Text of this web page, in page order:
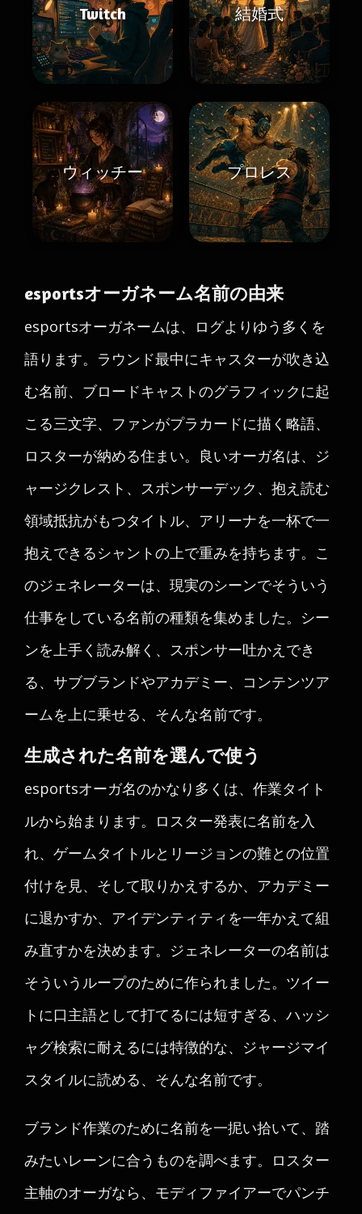
Twitch 結婚式
ウィッチー プロレス
esportsオーガネーム名前の由来
esportsオーガネームは、ログよりゆう多くを
語ります。ラウンド最中にキャスターが吹き込
む名前、ブロードキャストのグラフィックに起
こる三文字、ファンがプラカードに描く略語、
ロスターが納める住まい。良いオーガ名は、ジ
ャージクレスト、スポンサーデック、抱え読む
領域抵抗がもつタイトル、アリーナを一杯で一
抱えできるシャントの上で重みを持ちます。こ
のジェネレーターは、現実のシーンでそういう
仕事をしている名前の種類を集めました。シー
ンを上手く読み解く、スポンサー吐かえでき
る、サブブランドやアカデミー、コンテンツア
ームを上に乗せる、そんな名前です。
生成された名前を選んで使う
esportsオーガ名のかなり多くは、作業タイト
ルから始まります。ロスター発表に名前を入
れ、ゲームタイトルとリージョンの難との位置
付けを見、そして取りかえするか、アカデミー
に退かすか、アイデンティティを一年かえて組
み直すかを決めます。ジェネレーターの名前は
そういうループのために作られました。ツイー
トに口主語として打てるには短すぎる、ハッシ
ャグ検索に耐えるには特徴的な、ジャージマイ
スタイルに読める、そんな名前です。
ブランド作業のために名前を一抳い拾いて、踏
みたいレーンに合うものを調べます。ロスター
主軸のオーガなら、モディファイアーでパンチ